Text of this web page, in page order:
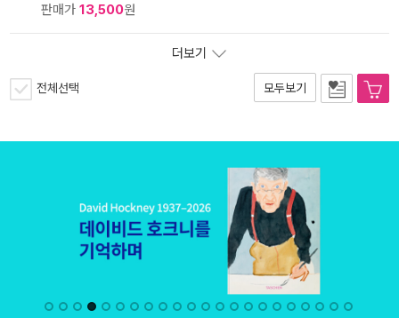
판매가 13,500원
더보기
전체선택 모두보기